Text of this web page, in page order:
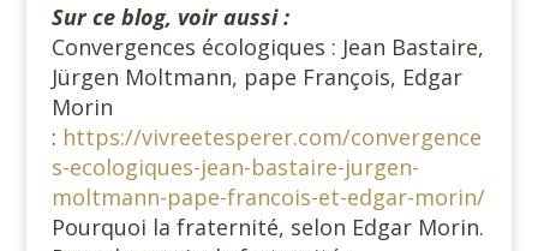
Sur ce blog, voir aussi :
Convergences écologiques : Jean Bastaire,
Jürgen Moltmann, pape François, Edgar
Morin
: https://vivreetesperer.com/convergence
s-ecologiques-jean-bastaire-jurgen-
moltmann-pape-francois-et-edgar-morin/
Pourquoi la fraternité, selon Edgar Morin.